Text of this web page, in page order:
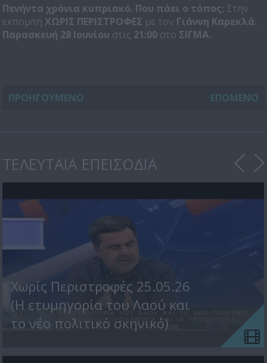
Πενήντα χρόνια κυπριακό. Που πάει ο τόπος; Στην
εκπομπή ΧΩΡΙΣ ΠΕΡΙΣΤΡΟΦΕΣ με τον Γιάννη Καρεκλά.
Παρασκευή 28 Ιουνίου στις 21:00 στο ΣΙΓΜΑ.
ΠΡΟΗΓΟΥΜΕΝΟ ΕΠΟΜΕΝΟ
ΤΕΛΕΥΤΑΙΑ ΕΠΕΙΣΟΔΙΑ
Χωρίς Περιστροφές 25.05.26
(Η ετυμηγορία του Λαού και
το νέο πολιτικό σκηνικό)